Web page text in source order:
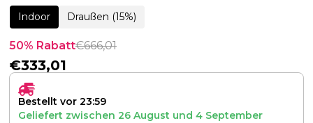
Indoor Draußen (15%)
50% Rabatt€666,01
€333,01
Bestellt vor 23:59
Geliefert zwischen 26 August und 4 September